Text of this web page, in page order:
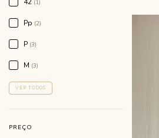
(1)
Pp (2)
P (3)
M (3)
VER TODOS
PREÇO